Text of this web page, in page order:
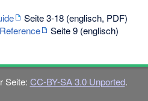
Seite 3-18 (englisch, PDF)
Seite 9 (englisch)
Seite: CC-BY-SA 3.0 Unported.